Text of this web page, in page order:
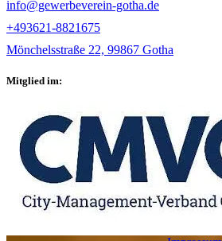
info@gewerbeverein-gotha.de
+493621-8821675
Mönchelsstraße 22, 99867 Gotha
Mitglied im: